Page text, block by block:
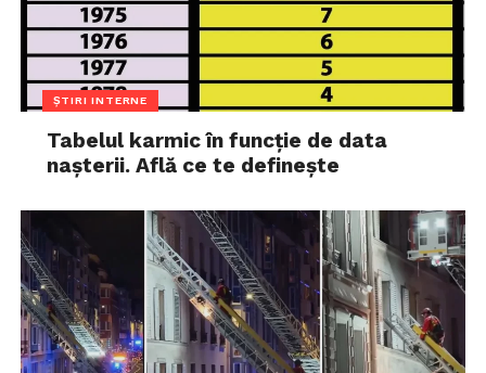
ȘTIRI INTERNE
Tabelul karmic în funcție de data
nașterii. Află ce te definește